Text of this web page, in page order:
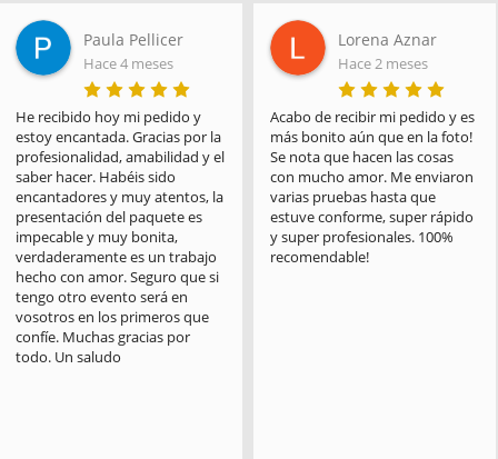
Paula Pellicer
Hace 4 meses
He recibido hoy mi pedido y
estoy encantada. Gracias por la
profesionalidad, amabilidad y el
saber hacer. Habéis sido
encantadores y muy atentos, la
presentación del paquete es
impecable y muy bonita,
verdaderamente es un trabajo
hecho con amor. Seguro que si
tengo otro evento será en
vosotros en los primeros que
confíe. Muchas gracias por
todo. Un saludo
Lorena Aznar
Hace 2 meses
Acabo de recibir mi pedido y es
más bonito aún que en la foto!
Se nota que hacen las cosas
con mucho amor. Me enviaron
varias pruebas hasta que
estuve conforme, super rápido
y super profesionales. 100%
recomendable!